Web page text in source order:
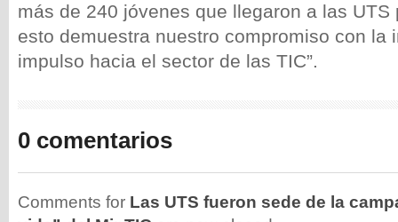
más de 240 jóvenes que llegaron a las UTS
esto demuestra nuestro compromiso con la
impulso hacia el sector de las TIC”.
0 comentarios
Comments for Las UTS fueron sede de la